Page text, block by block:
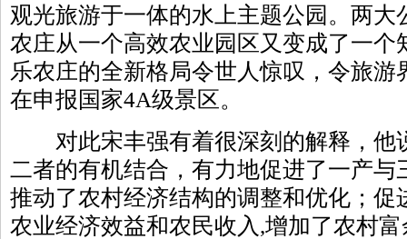
观光旅游于一体的水上主题公园。两大
农庄从一个高效农业园区又变成了一个
乐农庄的全新格局令世人惊叹，令旅
在申报国家4A级景区。
对此宋丰强有着很深刻的解释，他
二者的有机结合，有力地促进了一产与
推动了农村经济结构的调整和优化；促
农业经济效益和农民收入,增加了农村